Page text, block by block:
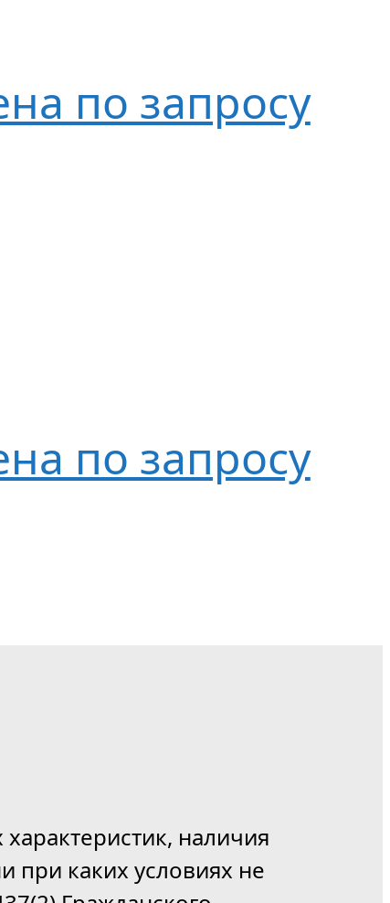
по запросу
по запросу
наличия
при каких условиях не